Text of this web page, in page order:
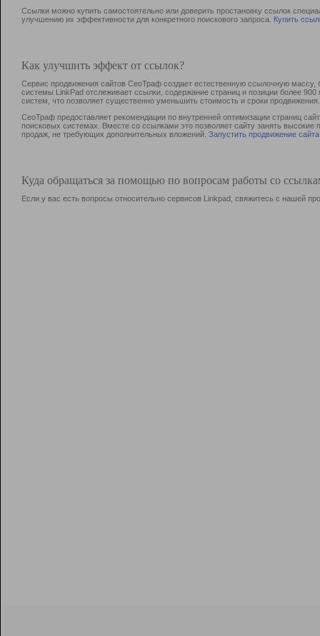
Ссылки можно купить самостоятельно или доверить простановку ссылок
улучшению их эффективности для конкретного поискового запроса. Купить
Как улучшить эффект от ссылок?
Сервис продвижения сайтов СеоТраф создает естественную ссылочную
системы LinkPad отслеживает ссылки, содержание страниц и позиции более
систем, что позволяет существенно уменьшить стоимость и сроки продвижения.
СеоТраф предоставляет рекомендации по внутренней оптимизации страниц
поисковых системах. Вместе со ссылками это позволяет сайту занять
продаж, не требующих дополнительных вложений. Запустить продвижение сайта
Куда обращаться за помощью по вопросам работы со
Если у вас есть вопросы относительно сервисов Linkpad, свяжитесь с нашей